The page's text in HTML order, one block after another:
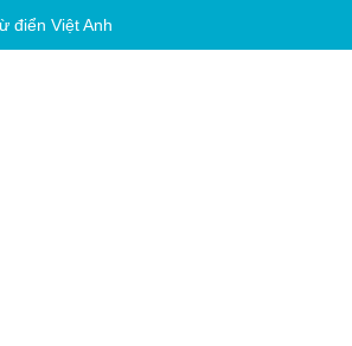
điển Việt Anh